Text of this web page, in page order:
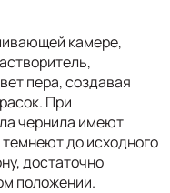
камере,
пера, создавая
При
чернила имеют
до исходного
достаточно
положении.